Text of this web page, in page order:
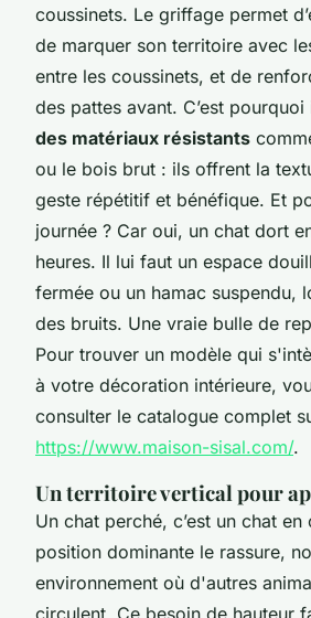
coussinets. Le griffage permet
de marquer son territoire avec
entre les coussinets, et de
des pattes avant. C’est
des matériaux résistants
ou le bois brut : ils offrent la
geste répétitif et bénéfique. Et
journée ? Car oui, un chat dort
heures. Il lui faut un espace
fermée ou un hamac suspendu,
des bruits. Une vraie bulle de
Pour trouver un modèle qui
à votre décoration intérieure,
consulter le catalogue complet
https://www.maison-sisal.com/.
Un territoire vertical pour
Un chat perché, c’est un chat
position dominante le rassure,
environnement où d'autres